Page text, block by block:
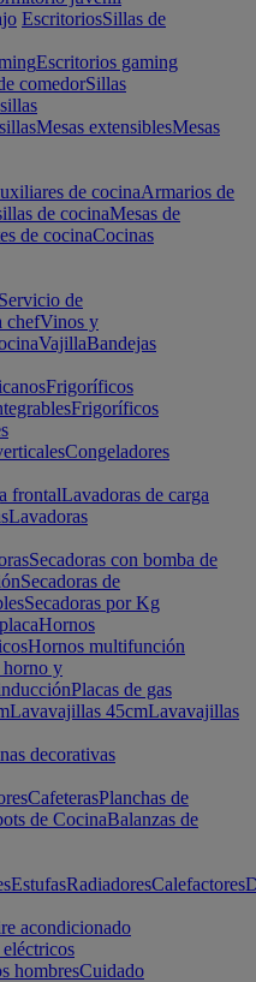
EscritoriosSillas de
Escritorios gaming
comedorSillas
Mesas extensiblesMesas
de cocinaArmarios de
de cocinaMesas de
de cocinaCocinas
Servicio de
chefVinos y
VajillaBandejas
Frigoríficos
Frigoríficos
Congeladores
frontalLavadoras de carga
Lavadoras
Secadoras con bomba de
Secadoras de
Secadoras por Kg
Hornos
Hornos multifunción
y
Placas de gas
Lavavajillas 45cmLavavajillas
decorativas
CafeterasPlanchas de
de CocinaBalanzas de
EstufasRadiadoresCalefactores
acondicionado
hombresCuidado